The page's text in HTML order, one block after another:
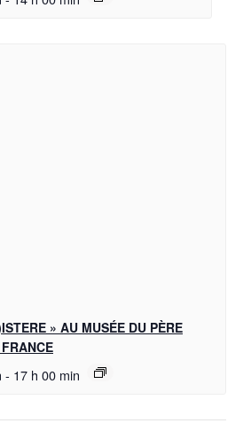
» AU MUSÉE DU PÈRE
- 17 h 00 min